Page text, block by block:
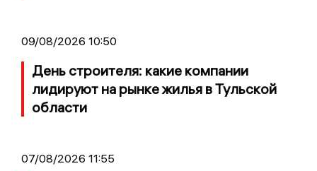
09/08/2026 10:50
День строителя: какие компании
лидируют на рынке жилья в Тульской
области
07/08/2026 11:55